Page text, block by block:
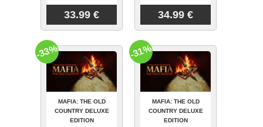
33.99 € 34.99 €
MAFIA: THE OLD
COUNTRY DELUXE
EDITION
-33%
MAFIA: THE OLD
COUNTRY DELUXE
EDITION
-31%